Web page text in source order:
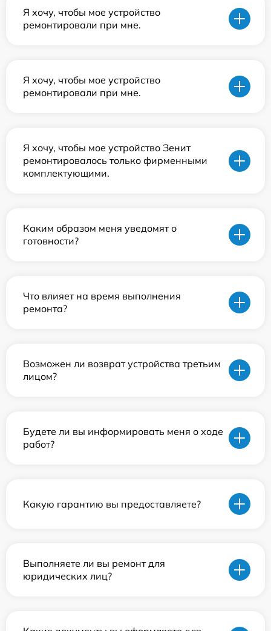
Я хочу, чтобы мое устройство
ремонтировали при мне.
Я хочу, чтобы мое устройство
ремонтировали при мне.
Я хочу, чтобы мое устройство Зенит
ремонтировалось только фирменными
комплектующими.
Каким образом меня уведомят о
готовности?
Что влияет на время выполнения
ремонта?
Возможен ли возврат устройства третьим
лицом?
Будете ли вы информировать меня о ходе
работ?
Какую гарантию вы предоставляете?
Выполняете ли вы ремонт для
юридических лиц?